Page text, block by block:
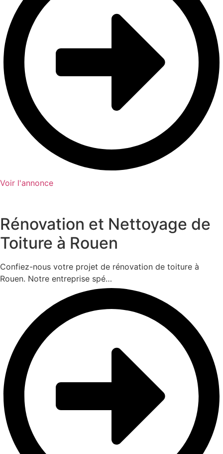
Voir l'annonce
Rénovation et Nettoyage de
Toiture à Rouen
Confiez-nous votre projet de rénovation de toiture à
Rouen. Notre entreprise spé…